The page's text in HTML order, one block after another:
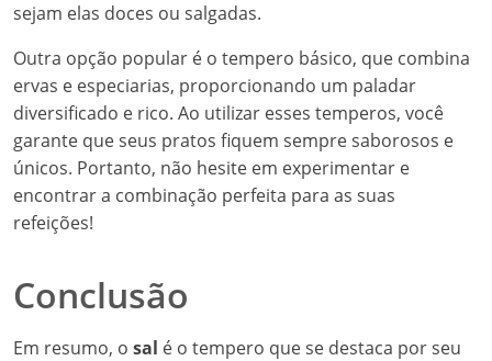
sejam elas doces ou salgadas.
Outra opção popular é o tempero básico, que combina
ervas e especiarias, proporcionando um paladar
diversificado e rico. Ao utilizar esses temperos, você
garante que seus pratos fiquem sempre saborosos e
únicos. Portanto, não hesite em experimentar e
encontrar a combinação perfeita para as suas
refeições!
Conclusão
Em resumo, o sal é o tempero que se destaca por seu